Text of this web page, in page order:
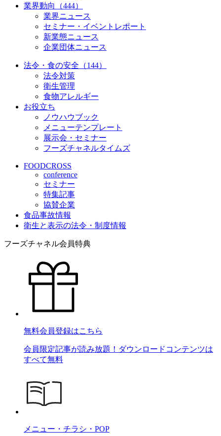
業界動向（444）
業界ニュース
セミナー・イベントレポート
新業態ニュース
企業団体ニュース
法令・食の安全（144）
法令対策
衛生管理
食物アレルギー
お役立ち
ノウハウブック
メニューテンプレート
展示会・セミナー
フーズチャネルタイムズ
FOODCROSS
conference
セミナー
特集記事
協賛企業
食品事故情報
衛生と表示の法令・制度情報
フーズチャネル会員特典
無料会員登録はこちら
会員限定記事が読み放題！ダウンロードコンテンツは
すべて無料
メニュー・チラシ・POP